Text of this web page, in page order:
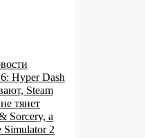
Hyper Dash
Steam
тянет
Sorcery, а
Simulator 2